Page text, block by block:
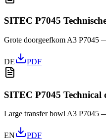
SITEC P7045
Grote doorgeefkom A3 P7045
DE PDF
SITEC P7045 Technical
Large transfer bowl A3 P7045
EN PDF